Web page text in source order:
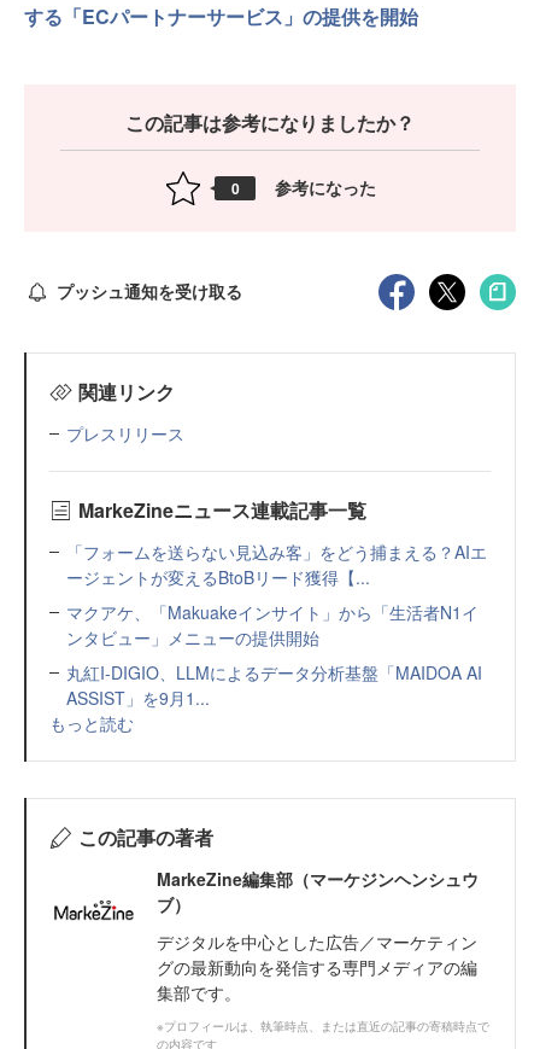
する「ECパートナーサービス」の提供を開始
この記事は参考になりましたか？
0 参考になった
プッシュ通知を受け取る
関連リンク
プレスリリース
MarkeZineニュース連載記事一覧
「フォームを送らない見込み客」をどう捕まえる？AIエ
ージェントが変えるBtoBリード獲得【...
マクアケ、「Makuakeインサイト」から「生活者N1イ
ンタビュー」メニューの提供開始
丸紅I-DIGIO、LLMによるデータ分析基盤「MAIDOA AI
ASSIST」を9月1...
もっと読む
この記事の著者
MarkeZine編集部（マーケジンヘンシュウ
ブ）
デジタルを中心とした広告／マーケティン
グの最新動向を発信する専門メディアの編
集部です。
※プロフィールは、執筆時点、または直近の記事の寄稿時点で
の内容です